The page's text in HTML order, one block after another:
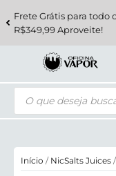
Frete Grátis para todo
R$349,99 Aproveite!
Pesquisar
produtos
Início / NicSalts Juices